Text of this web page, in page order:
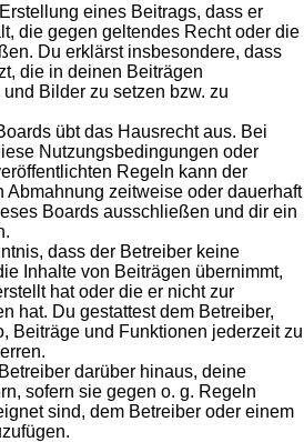
eines Beitrags, dass er
die gegen geltendes Recht oder die
Du erklärst insbesondere, dass
die in deinen Beiträgen
Bilder zu setzen bzw. zu
übt das Hausrecht aus. Bei
Nutzungsbedingungen oder
Regeln kann der
Abmahnung zeitweise oder dauerhaft
Boards ausschließen und dir ein
dass der Betreiber keine
Inhalte von Beiträgen übernimmt,
hat oder die er nicht zur
hat. Du gestattest dem Betreiber,
Beiträge und Funktionen jederzeit zu
darüber hinaus, deine
sofern sie gegen o. g. Regeln
sind, dem Betreiber oder einem